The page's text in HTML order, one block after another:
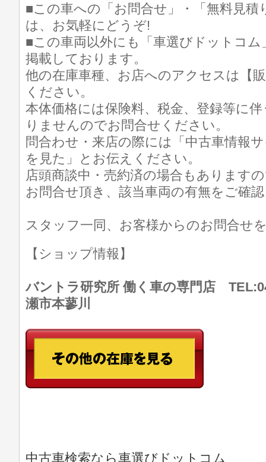
■この車への「お問合せ」・「無料見積
は、お気軽にどうぞ!
■この車両以外にも「車選びドットコ
掲載しております。
他の在庫車種、お店へのアクセスは【
ください。
本体価格には保険料、税金、登録等に
りませんのでお問合せください。
問合わせ・来店の際には「中古車情報
を見た」とお伝えください。
店頭商談中・売約済の場合もあります
お問合せ頂き、該当車両の有無をご確
スタッフ一同、お客様からのお問合せ
【ショップ情報】
バントラ研究所 働く車の専門店
瀬市本蓼川
中古車検索なら車選びドットコム